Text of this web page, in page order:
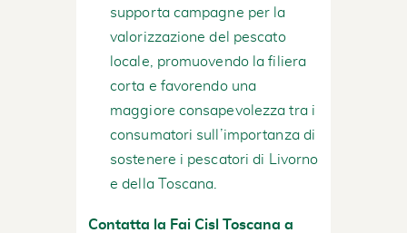
supporta campagne per la
valorizzazione del pescato
locale, promuovendo la filiera
corta e favorendo una
maggiore consapevolezza tra i
consumatori sull’importanza di
sostenere i pescatori di Livorno
e della Toscana.
Contatta la Fai Cisl Toscana a